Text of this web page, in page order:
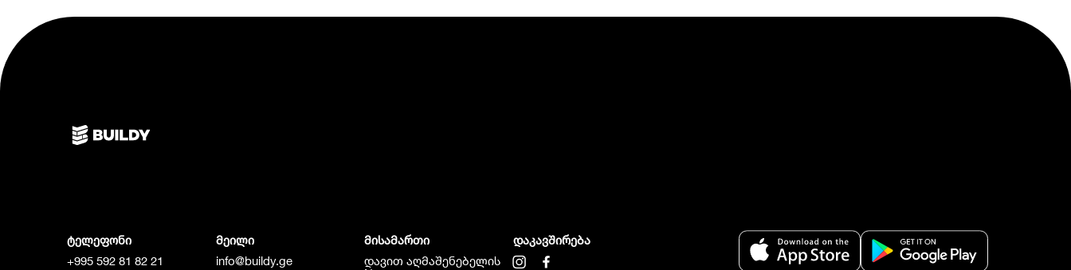
ტელეფონი
+995 592 81 82 21
მეილი
info@buildy.ge
მისამართი
დავით აღმაშენებელის
დაკავშირება